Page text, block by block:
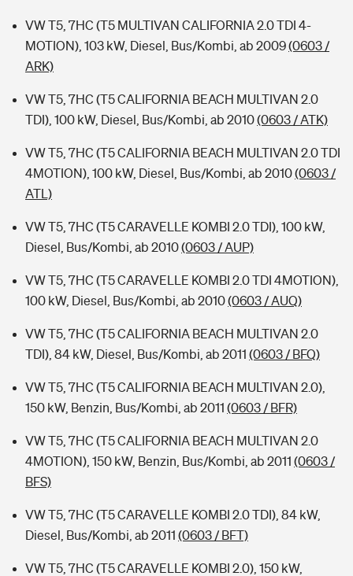
VW T5, 7HC (T5 MULTIVAN CALIFORNIA 2.0 TDI 4-
MOTION), 103 kW, Diesel, Bus/Kombi, ab 2009(0603 /
ARK)
VW T5, 7HC (T5 CALIFORNIA BEACH MULTIVAN 2.0
TDI), 100 kW, Diesel, Bus/Kombi, ab 2010(0603 / ATK)
VW T5, 7HC (T5 CALIFORNIA BEACH MULTIVAN 2.0 TDI
4MOTION), 100 kW, Diesel, Bus/Kombi, ab 2010(0603 /
ATL)
VW T5, 7HC (T5 CARAVELLE KOMBI 2.0 TDI), 100 kW,
Diesel, Bus/Kombi, ab 2010(0603 / AUP)
VW T5, 7HC (T5 CARAVELLE KOMBI 2.0 TDI 4MOTION),
100 kW, Diesel, Bus/Kombi, ab 2010(0603 / AUQ)
VW T5, 7HC (T5 CALIFORNIA BEACH MULTIVAN 2.0
TDI), 84 kW, Diesel, Bus/Kombi, ab 2011 (0603 / BFQ)
VW T5, 7HC (T5 CALIFORNIA BEACH MULTIVAN 2.0),
150 kW, Benzin, Bus/Kombi, ab 2011 (0603 / BFR)
VW T5, 7HC (T5 CALIFORNIA BEACH MULTIVAN 2.0
4MOTION), 150 kW, Benzin, Bus/Kombi, ab 2011 (0603 /
BFS)
VW T5, 7HC (T5 CARAVELLE KOMBI 2.0 TDI), 84 kW,
Diesel, Bus/Kombi, ab 2011 (0603 / BFT)
VW T5, 7HC (T5 CARAVELLE KOMBI 2.0), 150 kW,